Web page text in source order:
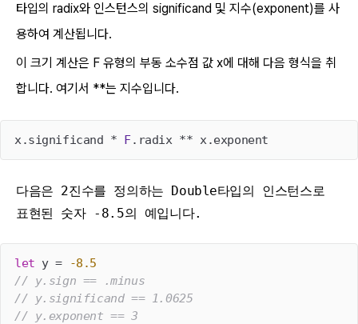
타입의 radix와 인스턴스의 significand 및 지수(exponent)를 사
용하여 계산됩니다.
이 크기 계산은 F 유형의 부동 소수점 값 x에 대해 다음 형식을 취
합니다. 여기서 **는 지수입니다.
x.significand * F
다음은 2진수를 정의하는 Double타입의 인스턴스로
표현된 숫자 -8.5의 예입니다.
let y = -8.5
// y.sign == .minus
// y.significand == 1.0625
// y.exponent == 3